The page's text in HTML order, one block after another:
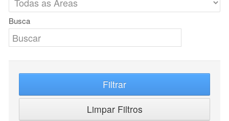
Busca
Filtrar
Limpar Filtros